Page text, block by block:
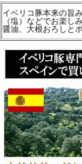
イベリコ豚本来の旨
（塩）などでお楽し
醤油、大根おろしと